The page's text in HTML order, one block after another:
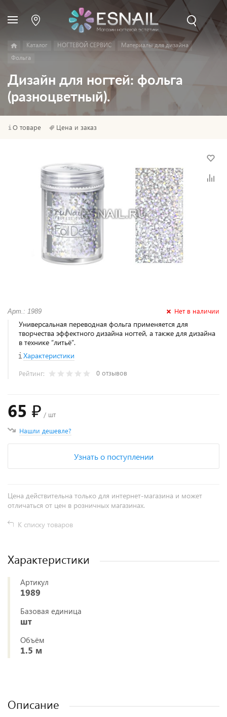
Каталог НОГТЕВОЙ СЕРВИС
Материалы для дизайна
Фольга
Дизайн для ногтей: фольга
(разноцветный).
О товаре Цена и заказ
Арт.: 1989 Нет в наличии
Универсальная переводная фольга применяется для
творчества эффектного дизайна ногтей, а также для дизайна
в технике “литьё”.
Характеристики
Рейтинг: 0 отзывов
65 ₽ / шт
Нашли дешевле?
Узнать о поступлении
Цена действительна только для интернет-магазина и может
отличаться от цен в розничных магазинах.
К списку товаров
Характеристики
Артикул
1989
Базовая единица
шт
Объём
1.5 м
Описание